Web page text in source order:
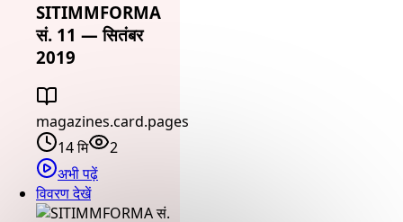
SITIMMFORMA
सं. 11 — सितंबर
2019
magazines.card.pages
14 मि
2
अभी पढ़ें
विवरण देखें